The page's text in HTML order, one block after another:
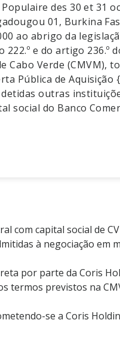
des 30 et 31
01, Burkina
ao abrigo da
e do artigo 236.º
Cabo Verde (CMVM),
Pública de Aquisição
outras
social do Banco
com capital social de
à negociação em
por parte da Coris
termos previstos na
se a Coris